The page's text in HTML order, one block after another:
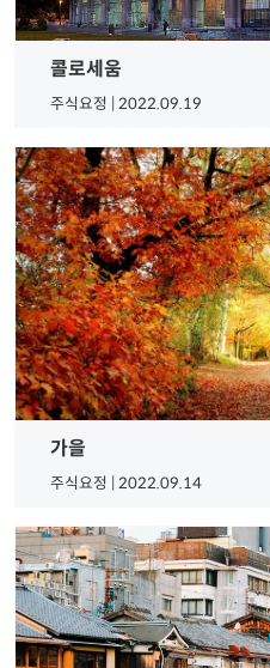
콜로세움
주식요정 | 2022.09.19
가을
주식요정 | 2022.09.14